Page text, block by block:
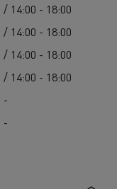
/ 14:00 - 18:00
/ 14:00 - 18:00
/ 14:00 - 18:00
/ 14:00 - 18:00
-
-